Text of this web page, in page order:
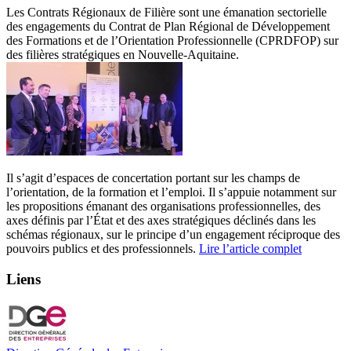
Les Contrats Régionaux de Filière sont une émanation sectorielle
des engagements du Contrat de Plan Régional de Développement
des Formations et de l’Orientation Professionnelle (CPRDFOP) sur
des filières stratégiques en Nouvelle-Aquitaine.
Il s’agit d’espaces de concertation portant sur les champs de
l’orientation, de la formation et l’emploi. Il s’appuie notamment sur
les propositions émanant des organisations professionnelles, des
axes définis par l’État et des axes stratégiques déclinés dans les
schémas régionaux, sur le principe d’un engagement réciproque des
pouvoirs publics et des professionnels. Lire l’article complet
Liens